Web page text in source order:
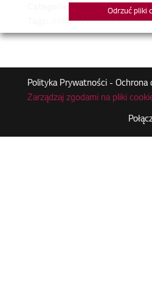
Pliki DWG i Revit
ABNH12GL2A2,
Polityka Prywatności - Ochrona
Zarządzaj zgodami na pliki
Odrzuć pliki